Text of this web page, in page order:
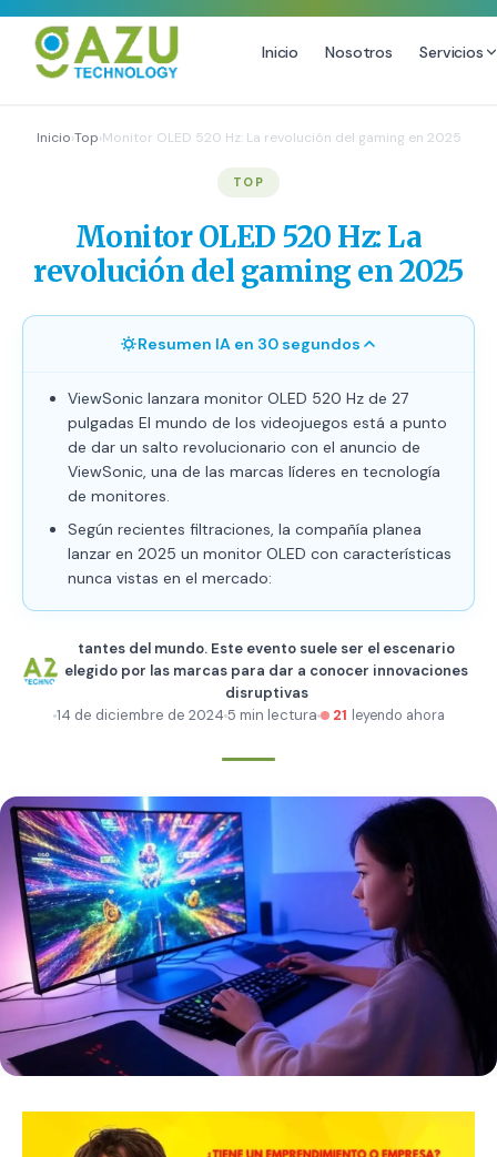
Inicio Nosotros Servicios
Estrategia de Redes Sociales
Publicidad Digital
Growth Youtube ↗
Inicio›Top›Monitor OLED 520 Hz: La revolución del gaming en 2025
TOP
Monitor OLED 520 Hz: La
revolución del gaming en 2025
Resumen IA en 30 segundos
ViewSonic lanzara monitor OLED 520 Hz de 27
pulgadas El mundo de los videojuegos está a punto
de dar un salto revolucionario con el anuncio de
ViewSonic, una de las marcas líderes en tecnología
de monitores.
Según recientes filtraciones, la compañía planea
lanzar en 2025 un monitor OLED con características
nunca vistas en el mercado:
tantes del mundo. Este evento suele ser el escenario
elegido por las marcas para dar a conocer innovaciones
disruptivas
14 de diciembre de 2024 5 min lectura 21 leyendo ahora